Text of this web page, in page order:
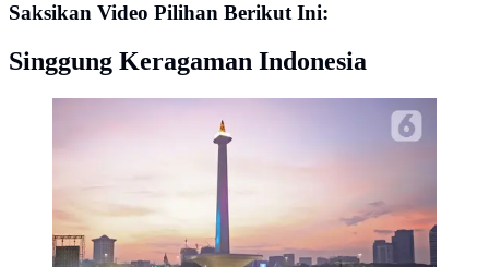
Saksikan Video Pilihan Berikut Ini:
Singgung Keragaman Indonesia
#ReuniMujahid212 di kawasan Monas, Jakarta, Senin
(2/12/2019). Aksi dimulai dengan salat tahajud bersama
pada pukul 03.00 WIB dan ditutup dengan doa yang
berakhir pada pukul 08.00 WIB.
(Liputan6.com/Herman Zakharia)